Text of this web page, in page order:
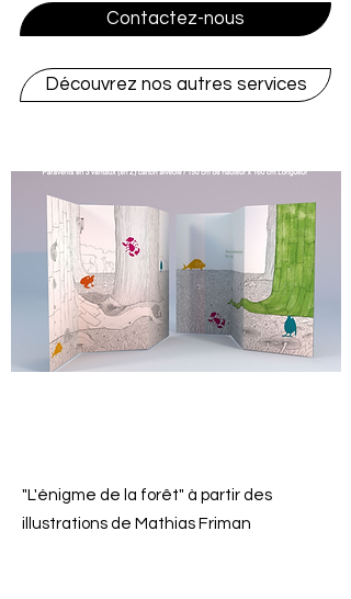
Contactez-nous
Découvrez nos autres services
"L'énigme de la forêt" à partir des
illustrations de Mathias Friman